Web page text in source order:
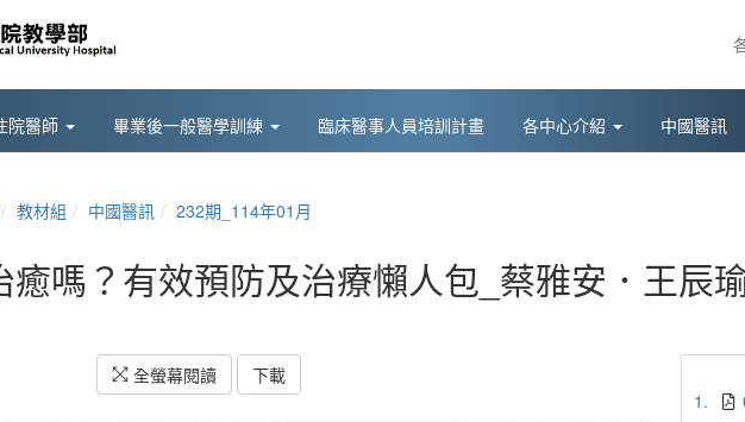
院醫師 畢業後一般醫學訓練 臨床醫事人員培訓計畫 各中心介紹 中國醫訊
教材組 中國醫訊 232期_114年01月
癒嗎？有效預防及治療懶人包_蔡雅安．王辰
全螢幕閱讀 下載
1.